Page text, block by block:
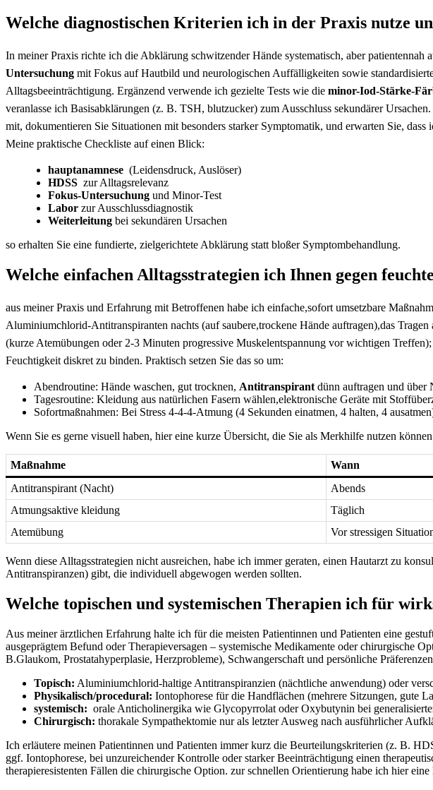
Welche ⁤diagnostischen ⁢Kriterien ich in der Praxis nutze
In ⁣meiner Praxis⁢ richte ich die ‌Abklärung schwitzender Hände systematisch, aber ⁢patientennah
Untersuchung mit Fokus auf Hautbild und⁢ neurologischen ​Auffälligkeiten sowie‌
Alltagsbeeinträchtigung. Ergänzend verwende ich ​gezielte ‌Tests​ wie die minor-Iod-Stärke-
veranlasse ich Basisabklärungen (z. ​B. TSH, blutzucker) zum Ausschluss sekundärer
mit, dokumentieren Sie ‍Situationen mit besonders ⁤starker⁢ Symptomatik, und erwarten Sie,
Meine praktische Checkliste auf einen Blick:
hauptanamnese ‌ (Leidensdruck, Auslöser)
HDSS ‌ zur​ Alltagsrelevanz
Fokus‑Untersuchung und Minor‑Test
Labor zur Ausschlussdiagnostik
Weiterleitung ‍bei‌ sekundären‍ Ursachen
so erhalten⁢ Sie eine fundierte, ⁤zielgerichtete⁣ Abklärung statt bloßer Symptombehandlung. ​
Welche einfachen Alltagsstrategien ich Ihnen ‌gegen
aus meiner ‌Praxis und Erfahrung ‍mit Betroffenen habe ich einfache,sofort ⁤umsetzbare
⁤Aluminiumchlorid-Antitranspiranten ‌nachts (auf saubere,trockene Hände​ auftragen),das
(kurze Atemübungen⁢ oder⁢ 2-3 Minuten⁣ progressive Muskelentspannung ⁢vor wichtigen
Feuchtigkeit diskret⁤ zu binden. Praktisch setzen Sie das so​ um:⁤
Abendroutine: Hände waschen, gut⁤ trocknen, Antitranspirant dünn auftragen ​und ‌über⁣
Tagesroutine:​ Kleidung aus natürlichen ⁢Fasern wählen,elektronische Geräte mit
Sofortmaßnahmen: Bei Stress 4-4-4-Atmung ​(4‍ Sekunden einatmen, 4 halten, 4
Wenn ‌Sie es ‌gerne visuell haben,⁣ hier eine​ kurze Übersicht, die Sie ⁣als⁤ Merkhilfe ⁢nutzen
Maßnahme Wann
Antitranspirant (Nacht)
Abends
Atmungsaktive kleidung
Täglich
Atemübung
Vor stressigen
Wenn‍ diese Alltagsstrategien nicht ⁣ausreichen, habe ich immer geraten, ⁣einen Hautarzt‍ zu
Antitranspiranzen) gibt, ​die⁤ individuell abgewogen werden sollten.
Welche topischen und systemischen Therapien ich ‍für
Aus⁣ meiner ärztlichen Erfahrung halte ich für die⁣ meisten ‍Patientinnen und⁤ Patienten⁢ eine
ausgeprägtem Befund oder⁤ Therapieversagen – systemische ‍Medikamente‌ oder chirurgische⁤
⁣B.Glaukom, Prostatahyperplasie, Herzprobleme), Schwangerschaft ⁣und persönliche
Topisch: Aluminiumchlorid-haltige Antitranspiranzien ‍(nächtliche anwendung) ⁤oder​
Physikalisch/procedural: Iontophorese ⁤für ​die Handflächen (mehrere Sitzungen, ⁣gute
systemisch:
orale Anticholinergika⁢ wie Glycopyrrolat oder Oxybutynin bei
Chirurgisch: thorakale Sympathektomie nur als letzter‌ Ausweg​ nach ausführlicher
Ich⁣ erläutere meinen Patientinnen‌ und⁤ Patienten​ immer ‌kurz die ‌Beurteilungskriterien (z. B.
ggf. Iontophorese, bei unzureichender⁣ Kontrolle oder starker Beeinträchtigung einen
therapieresistenten​ Fällen die chirurgische Option. zur schnellen Orientierung⁢ habe ⁢ich hier